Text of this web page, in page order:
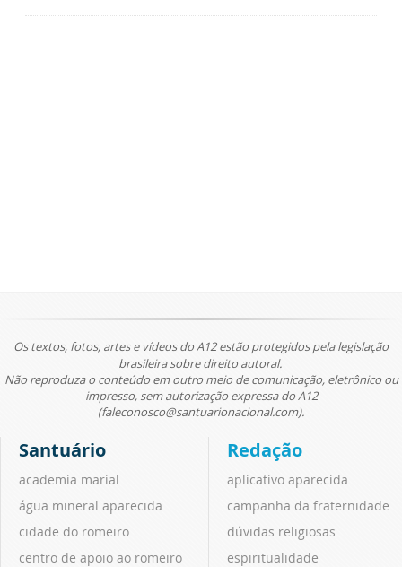
Os textos, fotos, artes e vídeos do A12 estão protegidos pela legislação
brasileira sobre direito autoral.
Não reproduza o conteúdo em outro meio de comunicação, eletrônico ou
impresso, sem autorização expressa do A12
(faleconosco@santuarionacional.com).
Santuário
academia marial
água mineral aparecida
cidade do romeiro
centro de apoio ao romeiro
Redação
aplicativo aparecida
campanha da fraternidade
dúvidas religiosas
espiritualidade